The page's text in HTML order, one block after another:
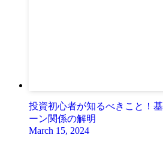
投資初心者が知るべきこと！
ーン関係の解明
March 15, 2024